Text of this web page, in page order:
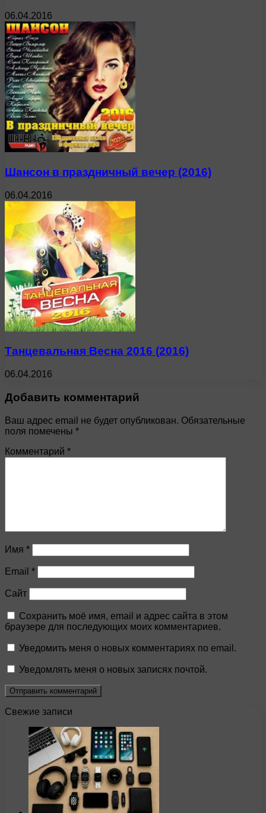
06.04.2016
Шансон в праздничный вечер (2016)
06.04.2016
Танцевальная Весна 2016 (2016)
06.04.2016
Добавить комментарий
Ваш адрес email не будет опубликован. Обязательные
поля помечены *
Комментарий *
Имя *
Email *
Сайт
Сохранить моё имя, email и адрес сайта в этом
браузере для последующих моих комментариев.
Уведомить меня о новых комментариях по email.
Уведомлять меня о новых записях почтой.
Свежие записи